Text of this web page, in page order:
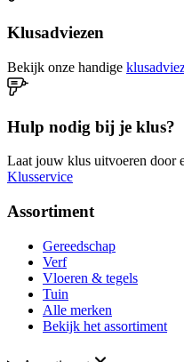
Klusadviezen
Bekijk onze handige
Hulp nodig bij je klus?
Laat jouw klus uitvoeren door
Klusservice
Assortiment
Gereedschap
Verf
Vloeren & tegels
Tuin
Alle merken
Bekijk het assortiment